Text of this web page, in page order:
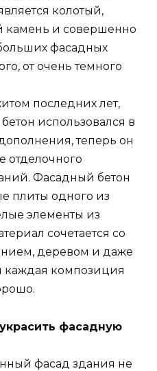
колотый,
камень и совершенно
фасадных
от очень темного
последних лет,
использовался в
теперь он
отделочного
Фасадный бетон
плиты одного из
элементы из
сочетается со
деревом и даже
каждая композиция
фасадную
фасад здания не